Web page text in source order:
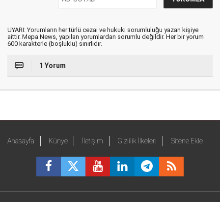
UYARI: Yorumların her türlü cezai ve hukuki sorumluluğu yazan kişiye
aittir. Mepa News, yapılan yorumlardan sorumlu değildir. Her bir yorum
600 karakterle (boşluklu) sınırlıdır.
1 Yorum
Anasayfa Künye İletişim Gizlilik İlkeleri Sitene Ekle